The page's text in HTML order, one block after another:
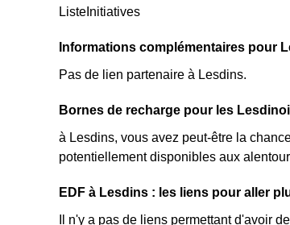
ListeInitiatives
Informations complémentaires pour
Pas de lien partenaire à Lesdins.
Bornes de recharge pour les
à Lesdins, vous avez peut-être la
potentiellement disponibles aux
EDF à Lesdins : les liens pour aller
Il n'y a pas de liens permettant d'avoir